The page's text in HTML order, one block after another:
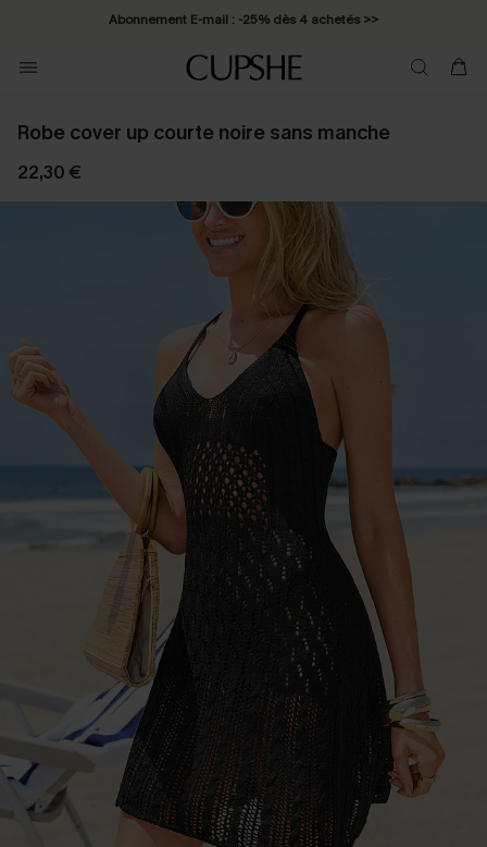
Abonnement E-mail : -25% dès 4 achetés >>
Robe cover up courte noire sans manche
22,30 €